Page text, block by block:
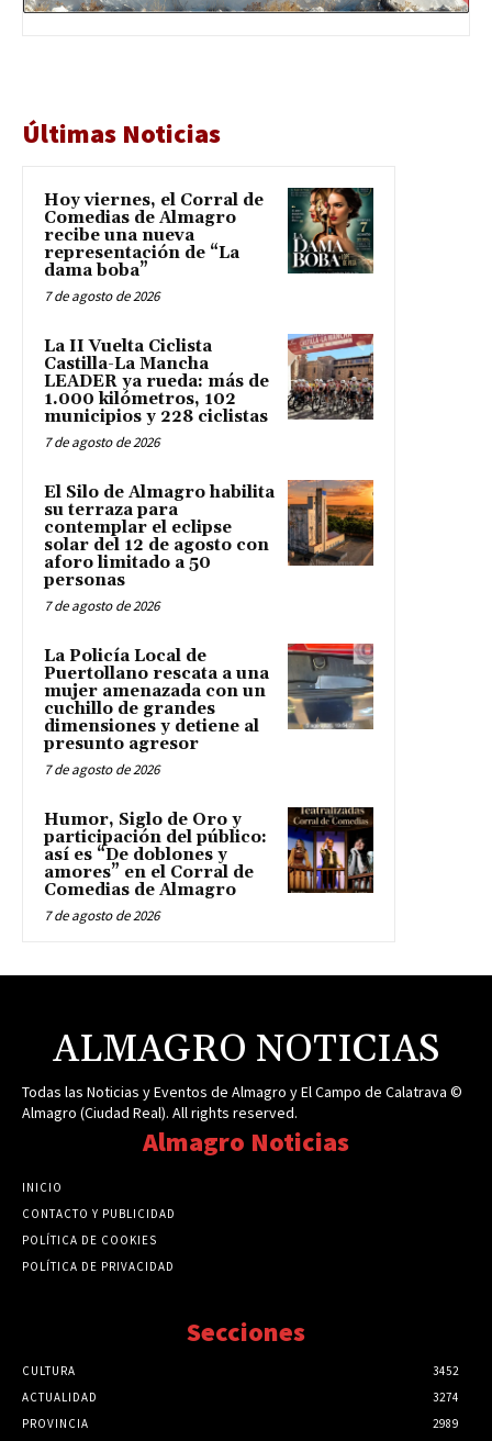
Últimas Noticias
Hoy viernes, el Corral de
Comedias de Almagro
recibe una nueva
representación de “La
dama boba”
7 de agosto de 2026
La II Vuelta Ciclista
Castilla-La Mancha
LEADER ya rueda: más de
1.000 kilómetros, 102
municipios y 228 ciclistas
7 de agosto de 2026
El Silo de Almagro habilita
su terraza para
contemplar el eclipse
solar del 12 de agosto con
aforo limitado a 50
personas
7 de agosto de 2026
La Policía Local de
Puertollano rescata a una
mujer amenazada con un
cuchillo de grandes
dimensiones y detiene al
presunto agresor
7 de agosto de 2026
Humor, Siglo de Oro y
participación del público:
así es “De doblones y
amores” en el Corral de
Comedias de Almagro
7 de agosto de 2026
ALMAGRO NOTICIAS
Todas las Noticias y Eventos de Almagro y El Campo de Calatrava ©
Almagro (Ciudad Real). All rights reserved.
Almagro Noticias
INICIO
CONTACTO Y PUBLICIDAD
POLÍTICA DE COOKIES
POLÍTICA DE PRIVACIDAD
Secciones
CULTURA
3452
ACTUALIDAD
3274
PROVINCIA
2989